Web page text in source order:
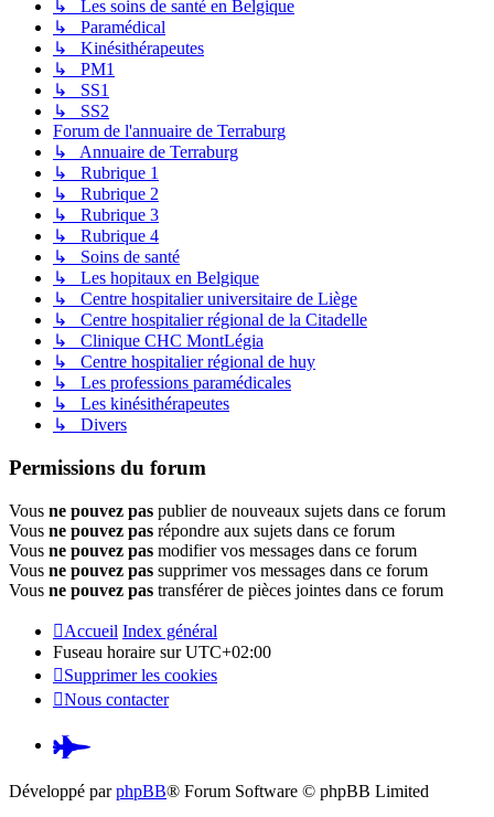
↳ Les soins de santé en Belgique
↳ Paramédical
↳ Kinésithérapeutes
↳ PM1
↳ SS1
↳ SS2
Forum de l'annuaire de Terraburg
↳ Annuaire de Terraburg
↳ Rubrique 1
↳ Rubrique 2
↳ Rubrique 3
↳ Rubrique 4
↳ Soins de santé
↳ Les hopitaux en Belgique
↳ Centre hospitalier universitaire de Liège
↳ Centre hospitalier régional de la Citadelle
↳ Clinique CHC MontLégia
↳ Centre hospitalier régional de huy
↳ Les professions paramédicales
↳ Les kinésithérapeutes
↳ Divers
Permissions du forum
Vous ne pouvez pas publier de nouveaux sujets dans ce forum
Vous ne pouvez pas répondre aux sujets dans ce forum
Vous ne pouvez pas modifier vos messages dans ce forum
Vous ne pouvez pas supprimer vos messages dans ce forum
Vous ne pouvez pas transférer de pièces jointes dans ce forum
Accueil Index général
Fuseau horaire surUTC+02:00
Supprimer les cookies
Nous contacter
Pardus.at
(S’ouvre
Développé parphpBB® Forum Software © phpBB Limited